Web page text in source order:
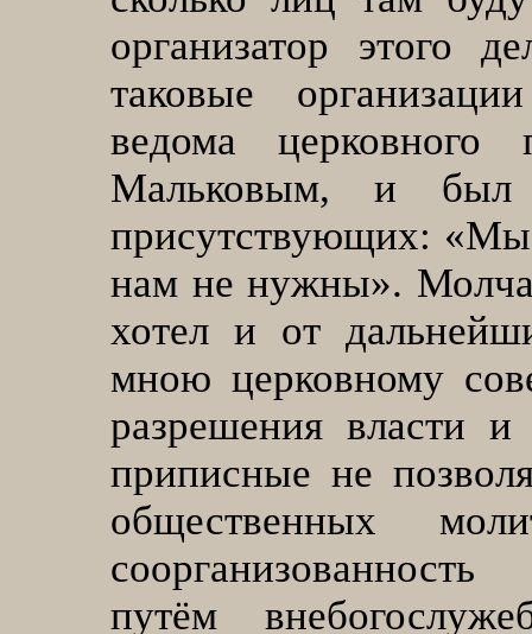
организатор этого
таковые
ведома
Мальковым, и был
присутствующих:
нам не нужны». Молча
хотел и от
мною церковному
разрешения власти и
приписные не
общественных
путём